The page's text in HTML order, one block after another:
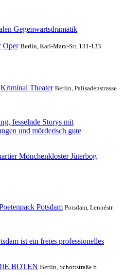
Gegenwartsdramatik
Oper Berlin, Karl-Marx-Str. 131-133
Theater Berlin, Palisadenstrasse
fesselnde Storys mit
und mörderisch gute
Mönchenkloster Jüterbog
Potsdam Potsdam, Lennéstr.
ist ein freies professionelles
BOTEN Berlin, Schottstraße 6